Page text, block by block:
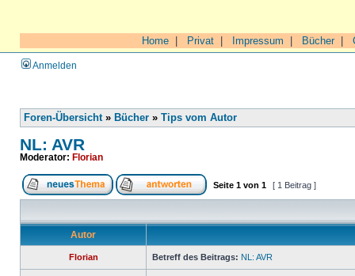
Home Privat Impressum Bücher|
Anmelden
Foren-Übersicht» Bücher » Tips vom Autor
NL: AVR
Moderator: Florian
Seite 1 von 1 [ 1 Beitrag ]
Autor
Florian Betreff des Beitrags: NL: AVR